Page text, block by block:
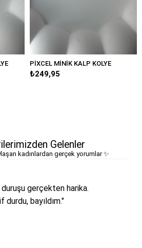
MİNİK KALP KOLYE MİNİMAL
Gelenler
kadınlardan gerçek yorumlar ✨
duruşu gerçekten harika.
bayıldım."